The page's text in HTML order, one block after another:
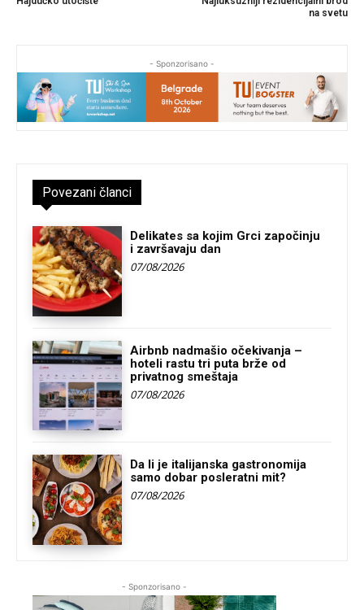
na svetu
- Sponzorisano -
Povezani članci
Delikates sa kojim Grci započinju
i završavaju dan
07/08/2026
Airbnb nadmašio očekivanja –
hoteli rastu tri puta brže od
privatnog smeštaja
07/08/2026
Da li je italijanska gastronomija
samo dobar posleratni mit?
07/08/2026
- Sponzorisano -